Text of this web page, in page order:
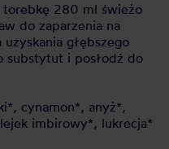
torebkę 280 ml świeżo
do zaparzenia na
głębszego
substytut i posłodź do
cynamon*, anyż*,
imbirowy*, lukrecja*